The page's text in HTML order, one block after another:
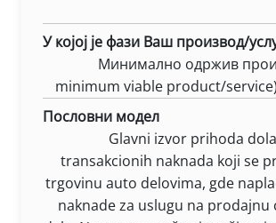
У којој је фази Ваш производ/
Минимално одржив
minimum viable product/
Пословни модел
Glavni izvor prihoda
transakcionih naknada koji se
trgovinu auto delovima, gde
naknade za uslugu na prodajnu